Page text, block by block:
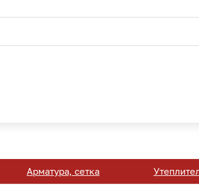
Арматура, сетка